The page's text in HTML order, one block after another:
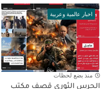
اخبار عالمية وعربية
منذ بضع لحظات
الحرس الثوري قصف مكتب